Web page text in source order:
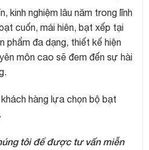
kinh nghiệm lâu năm trong lĩnh
cuốn, mái hiên, bạt xếp tại
phẩm đa dạng, thiết kế hiện
môn cao sẽ đem đến sự hài
hàng lựa chọn bộ bạt
tôi để được tư vấn miễn